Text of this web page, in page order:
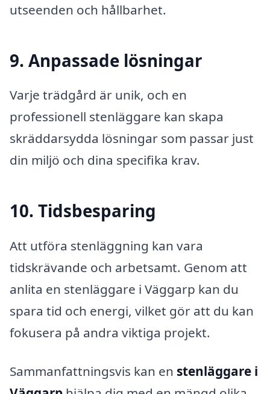
utseenden och hållbarhet.
9. Anpassade lösningar
Varje trädgård är unik, och en
professionell stenläggare kan skapa
skräddarsydda lösningar som passar just
din miljö och dina specifika krav.
10. Tidsbesparing
Att utföra stenläggning kan vara
tidskrävande och arbetsamt. Genom att
anlita en stenläggare i Väggarp kan du
spara tid och energi, vilket gör att du kan
fokusera på andra viktiga projekt.
Sammanfattningsvis kan en stenläggare i